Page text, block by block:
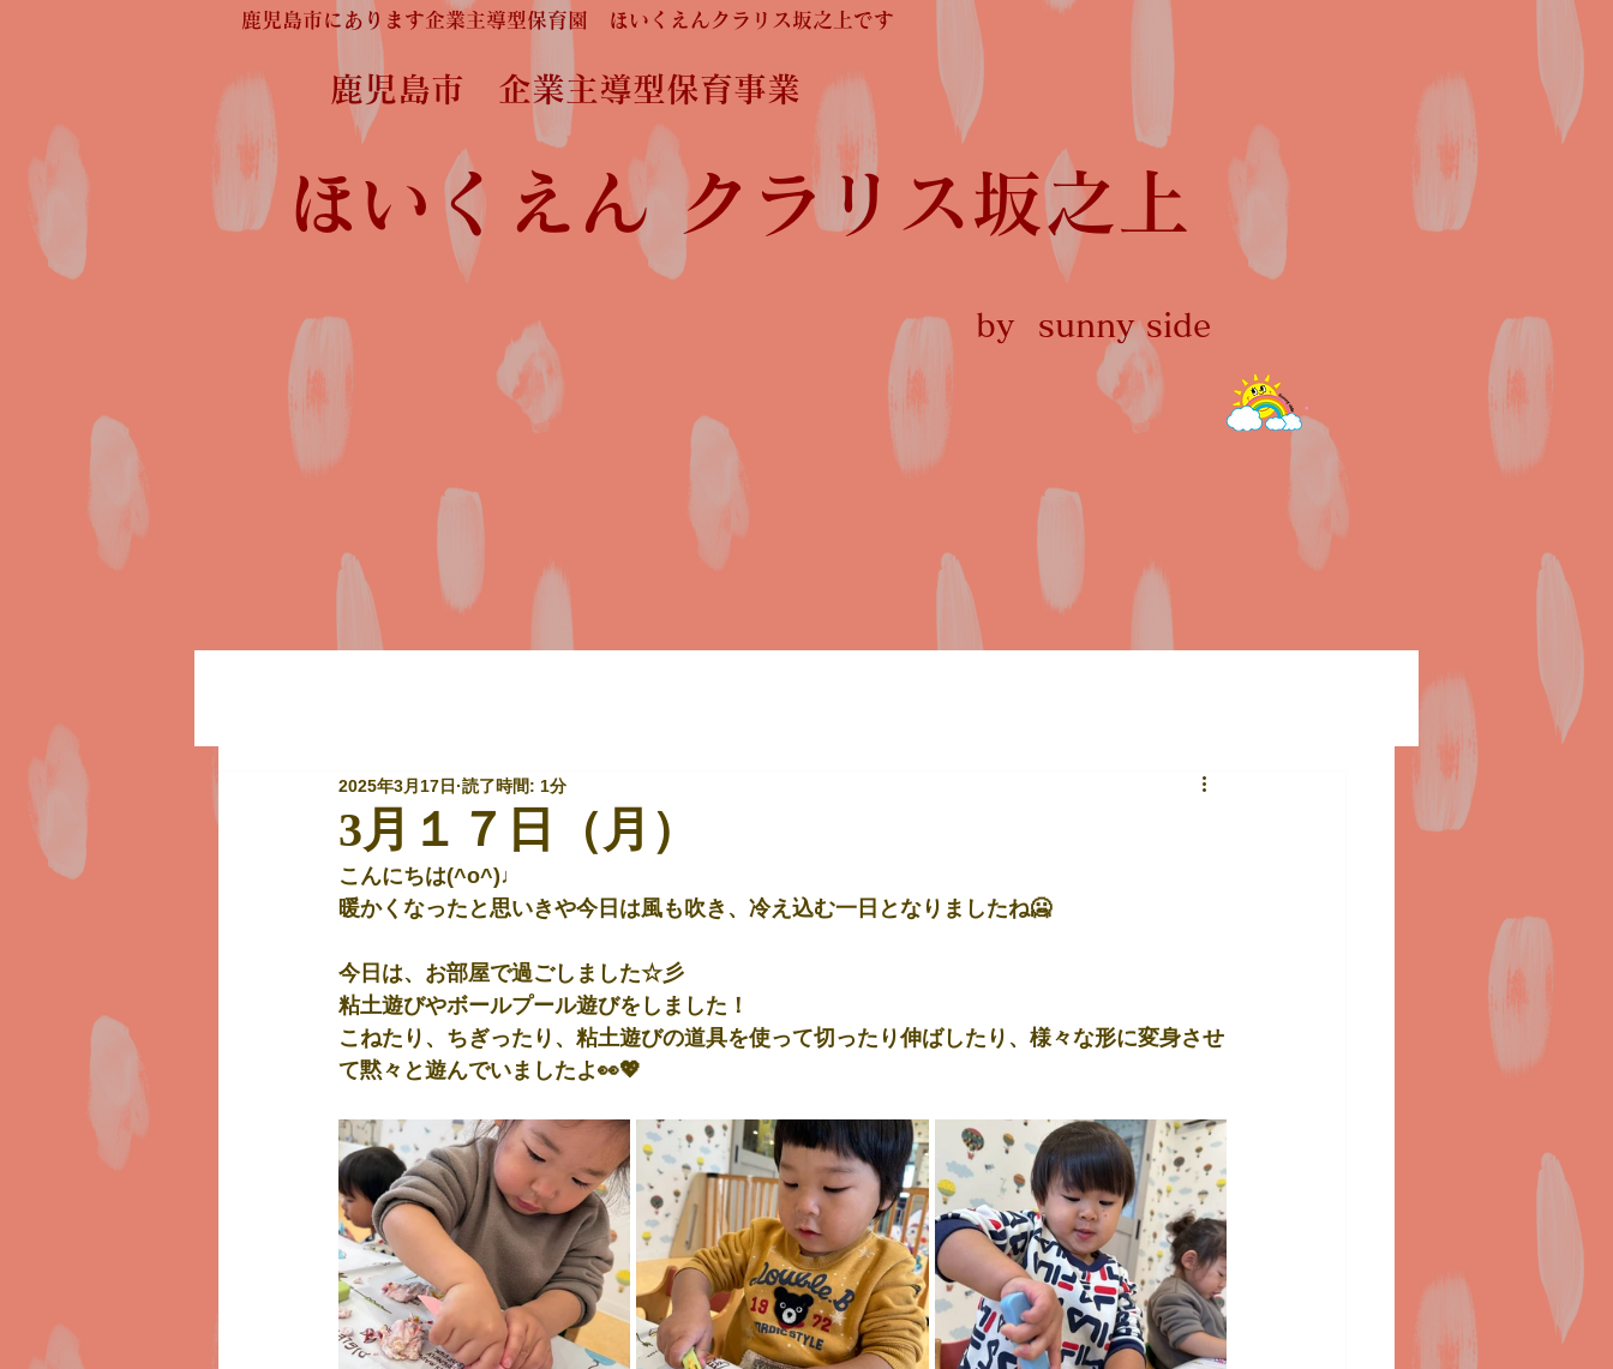
鹿児島市にあります企業主導型保育園 ほいくえんクラリス坂之上です
鹿児島市 企業主導型保育事業
ほいくえん クラリス坂之上
by sunny side
3月１７日（月）
2025年3月17日 読了時間: 1分
こんにちは(^o^)♩
暖かくなったと思いきや今日は風も吹き、冷え込む一日となりましたね🥶
今日は、お部屋で過ごしました☆彡
粘土遊びやボールプール遊びをしました！
こねたり、ちぎったり、粘土遊びの道具を使って切ったり伸ばしたり、様々な形に変身させ
て黙々と遊んでいましたよ👀💖